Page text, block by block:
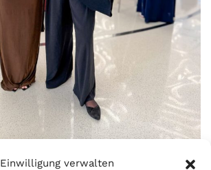
Einwilligung verwalten